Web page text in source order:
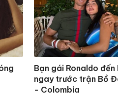
Bạn gái Ronaldo đến
ngay trước trận Bồ
- Colombia